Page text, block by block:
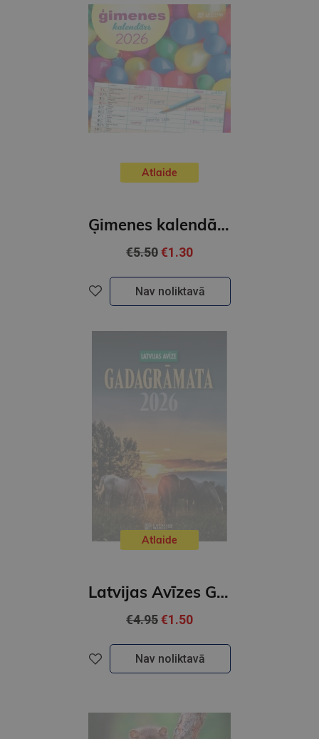
Atlaide
Ģimenes kalendārs 2026 (kvadrāts)
€5.50€1.30
Nav noliktavā
Atlaide
Latvijas Avīzes Gadagrāmata 2026
€4.95€1.50
Nav noliktavā